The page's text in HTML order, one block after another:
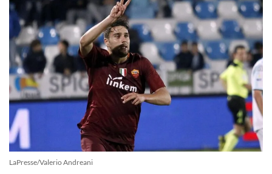
LaPresse/Valerio Andreani